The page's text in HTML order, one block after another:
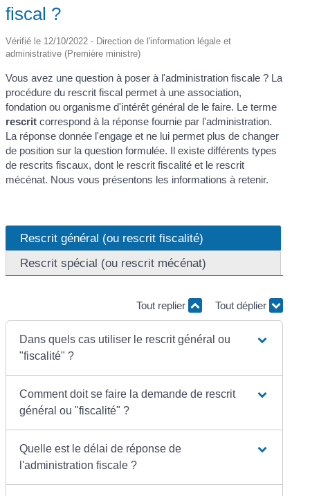
fiscal ?
Vérifié le 12/10/2022 - Direction de l'information légale et
administrative (Première ministre)
Vous avez une question à poser à l'administration fiscale ? La
procédure du rescrit fiscal permet à une association,
fondation ou organisme d'intérêt général de le faire. Le terme
rescrit correspond à la réponse fournie par l'administration.
La réponse donnée l'engage et ne lui permet plus de changer
de position sur la question formulée. Il existe différents types
de rescrits fiscaux, dont le rescrit fiscalité et le rescrit
mécénat. Nous vous présentons les informations à retenir.
Rescrit général (ou rescrit fiscalité)
Rescrit spécial (ou rescrit mécénat)
Tout replier Tout déplier
Dans quels cas utiliser le rescrit général ou
"fiscalité" ?
Comment doit se faire la demande de rescrit
général ou "fiscalité" ?
Quelle est le délai de réponse de
l'administration fiscale ?